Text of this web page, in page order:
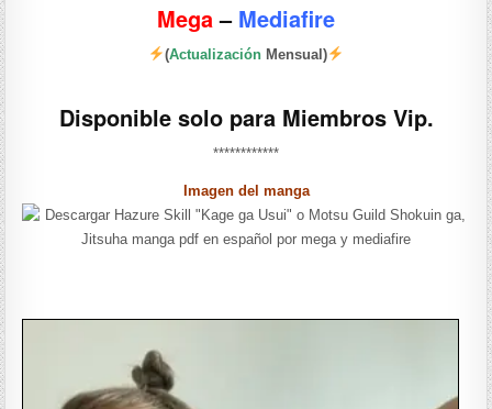
Mega– Mediafire
(Actualización Mensual)
Disponible solo para Miembros Vip.
************
Imagen del manga